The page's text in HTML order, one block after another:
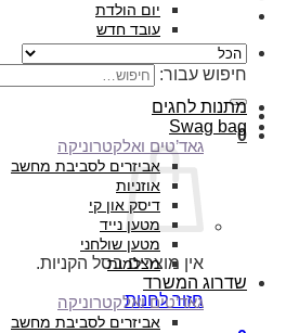
חיפוש עבור:
0
אין מוצרים בסל הקניות.
חזור לחנות
יום הולדת
עובד חדש
מתנות לחגים
Swag bag
גאד’טים ואלקטרוניקה
אביזרים לסביבת מחשב
אוזניות
דיסק און קי
מטען נייד
מטען שולחני
מצלמות
שדרוג המשרד
גאד’טים ואלקטרוניקה
אביזרים לסביבת מחשב